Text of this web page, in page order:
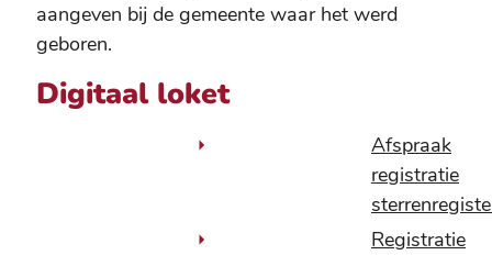
aangeven bij de gemeente waar het werd
geboren.
Digitaal loket
Afspraak
registratie
Registratie